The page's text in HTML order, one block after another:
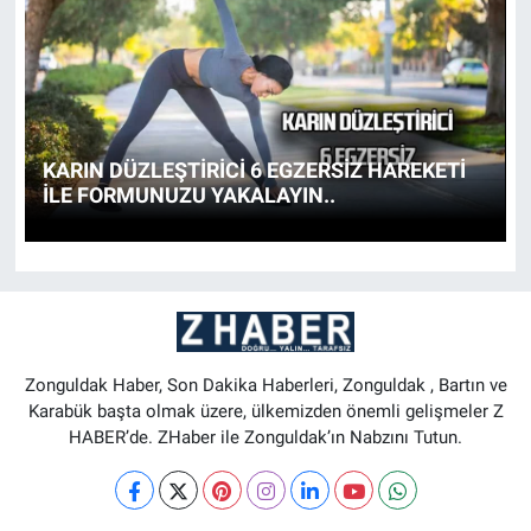
KARIN DÜZLEŞTİRİCİ 6 EGZERSİZ HAREKETİ
İLE FORMUNUZU YAKALAYIN..
Zonguldak Haber, Son Dakika Haberleri, Zonguldak , Bartın ve
Karabük başta olmak üzere, ülkemizden önemli gelişmeler Z
HABER’de. ZHaber ile Zonguldak’ın Nabzını Tutun.
SİYASET
SPOR
SAĞLIK